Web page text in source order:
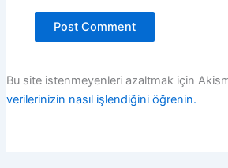
Bu site istenmeyenleri azaltmak için
verilerinizin nasıl işlendiğini öğrenin.